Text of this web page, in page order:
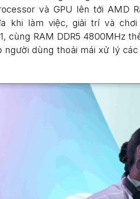
và GPU lên tới AMD
khi làm việc, giải trí và
cùng RAM DDR5 4800MHz
người dùng thoải mái xử lý